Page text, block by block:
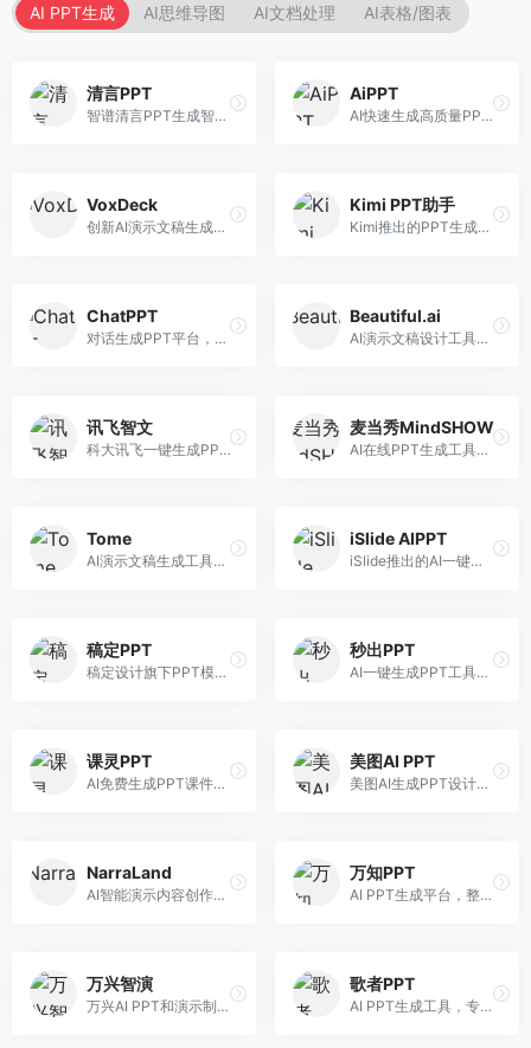
AI PPT生成 AI思维导图 AI文档处理 AI表格/图表
清言PPT
智谱清言PPT生成智能体，基于GLM大模型。面向智谱用户，支持对话生成PPT、内容优化等服务，与智谱生态深度整合。
AiPPT
AI快速生成高质量PPT平台，支持主题定制。面向职场人士和学生，提供一键生成、模板选择、内容优化等服务，PPT制作速度快，设计质量高。
VoxDeck
创新AI演示文稿生成工具，支持语音交互创作。面向职场人士，支持语音输入、PPT生成、内容优化等功能，语音创作体验便捷。
Kimi PPT助手
Kimi推出的PPT生成智能体，整合长文本处理能力。面向职场人士和学生，支持文档解析、PPT生成、内容优化等服务，与Kimi生态深度整合。
ChatPPT
对话生成PPT平台，支持自然语言交互创作。面向职场人士和教育工作者，通过对话方式完成PPT制作，交互体验友好，创作过程直观。
Beautiful.ai
AI演示文稿设计工具，专注于自动化设计排版。面向职场人士，提供智能排版、模板选择、设计优化等服务，设计美观度高。
讯飞智文
科大讯飞一键生成PPT和Word工具，整合语音技术。面向职场人士，支持语音输入、文档生成、格式调整等功能，办公效率显著提升。
麦当秀MindSHOW
AI在线PPT生成工具，支持思维导图转PPT。面向职场人士，提供思维导图导入、PPT生成、模板选择等服务，思维导图转PPT效率高。
Tome
AI演示文稿生成工具，专注于故事化演示创作。面向创业者和营销人员，提供故事叙述、视觉设计、内容生成等服务，演示文稿叙事性强。
iSlide AIPPT
iSlide推出的AI一键设计精美PPT工具。面向PPT设计用户，提供模板库、内容生成、设计优化等服务，与iSlide插件深度整合。
稿定PPT
稿定设计旗下PPT模板资源库，整合AI生成功能。面向设计师和职场人士，提供海量PPT模板、AI内容生成等服务，模板质量高。
秒出PPT
AI一键生成PPT工具，专注于快速演示文稿制作。面向职场人士，支持主题输入、内容生成、模板套用等功能，PPT生成速度快，适合紧急制作场景。
课灵PPT
AI免费生成PPT课件平台，专注于教育场景。面向教师和教育工作者，提供课件生成、教学设计、模板选择等服务，教育适配性强。
美图AI PPT
美图AI生成PPT设计工具，整合图像处理能力。面向设计师和职场人士，提供PPT生成、图片美化、设计优化等服务，视觉设计美观。
NarraLand
AI智能演示内容创作平台，专注于叙事演示。面向内容创作者，提供故事创作、演示生成、动画设计等服务，演示内容生动有趣。
万知PPT
AI PPT生成平台，整合知识库与创作功能。面向职场人士，支持内容检索、PPT生成、设计优化等服务，知识整合能力强。
万兴智演
万兴AI PPT和演示制作软件，整合视频演示功能。面向职场人士和教育工作者，提供PPT生成、演示录制、视频制作等服务，演示功能完善。
歌者PPT
AI PPT生成工具，专注于演示文稿智能创作。面向职场人士，支持主题输入、内容生成、设计美化等功能，PPT制作效率高。